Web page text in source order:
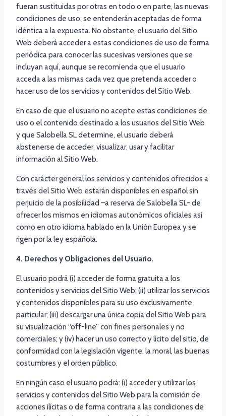
fueran sustituidas por otras en todo o en parte, las nuevas
condiciones de uso, se entenderán aceptadas de forma
idéntica a la expuesta. No obstante, el usuario del Sitio
Web deberá acceder a estas condiciones de uso de forma
periódica para conocer las sucesivas versiones que se
incluyan aquí, aunque se recomienda que el usuario
acceda a las mismas cada vez que pretenda acceder o
hacer uso de los servicios y contenidos del Sitio Web.
En caso de que el usuario no acepte estas condiciones de
uso o el contenido destinado a los usuarios del Sitio Web
y que Salobella SL determine, el usuario deberá
abstenerse de acceder, visualizar, usar y facilitar
información al Sitio Web.
Con carácter general los servicios y contenidos ofrecidos a
través del Sitio Web estarán disponibles en español sin
perjuicio de la posibilidad –a reserva de Salobella SL- de
ofrecer los mismos en idiomas autonómicos oficiales así
como en otro idioma hablado en la Unión Europea y se
rigen por la ley española.
4. Derechos y Obligaciones del Usuario.
El usuario podrá (i) acceder de forma gratuita a los
contenidos y servicios del Sitio Web; (ii) utilizar los servicios
y contenidos disponibles para su uso exclusivamente
particular; (iii) descargar una única copia del Sitio Web para
su visualización “off-line” con fines personales y no
comerciales; y (iv) hacer un uso correcto y lícito del sitio, de
conformidad con la legislación vigente, la moral, las buenas
costumbres y el orden público.
En ningún caso el usuario podrá: (i) acceder y utilizar los
servicios y contenidos del Sitio Web para la comisión de
acciones ilícitas o de forma contraria a las condiciones de